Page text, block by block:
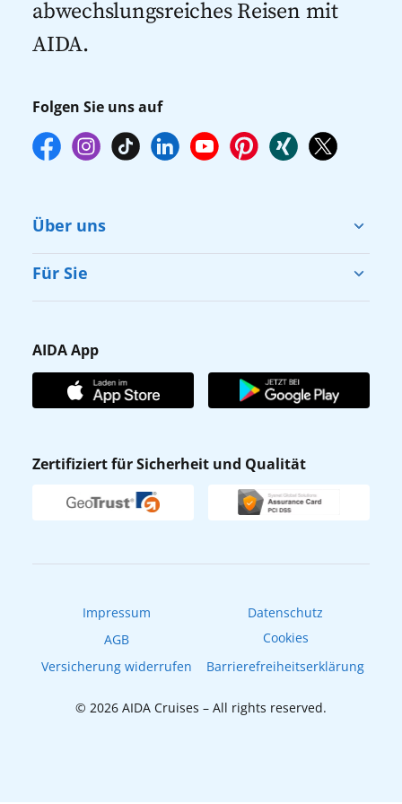
abwechslungsreiches Reisen mit
AIDA.
Folgen Sie uns auf
Über uns
Cruise & Help
Karriere
Affiliateprogramm
Verhaltens- & Ethikkodex
Newsletter
Für Sie
Gästefragebogen
AIDA Club
AIDA App
AIDA App
Zertifiziert für Sicherheit und Qualität
Impressum
Datenschutz
AGB
Cookies
Versicherung widerrufen
Barrierefreiheitserklärung
© 2026 AIDA Cruises – All rights reserved.